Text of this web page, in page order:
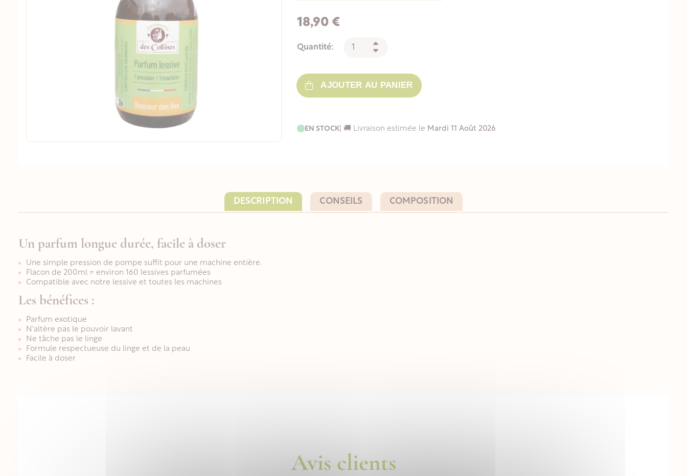
18,90 €
Quantité:
AJOUTER AU PANIER
EN STOCK | 🚚 Livraison estimée le Mardi 11 Août 2026
DESCRIPTION CONSEILS COMPOSITION
Un parfum longue durée, facile à doser
Une simple pression de pompe suffit pour une machine entière.
Flacon de 200ml = environ 160 lessives parfumées
Compatible avec notre lessive et toutes les machines
Les bénéfices :
Parfum exotique
N'altère pas le pouvoir lavant
Ne tâche pas le linge
Formule respectueuse du linge et de la peau
Facile à doser
Avis clients